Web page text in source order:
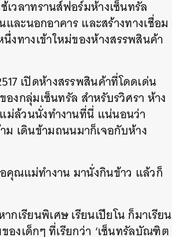
วลาทรานส์ฟอร์มห้างเซ็นทรัล
ะนอกอาคาร และสร้างทางเชื่อม
งทางเข้าใหม่ของห้างสรรพสินค้า
เปิดห้างสรรพสินค้าที่โดดเด่น
งกลุ่มเซ็นทรัล สำหรับรวิศรา ห้าง
ม่ล้วนนั่งทำงานที่นี่ แน่นอนว่า
ม เดินข้ามถนนมาก็เจอกับห้าง
คุณแม่ทำงาน มานั่งกินข้าว แล้วก็
เรียนพิเศษ เรียนเปียโน ก็มาเรียน
งเด็กๆ ที่เรียกว่า ‘เซ็นทรัลบัณฑิต